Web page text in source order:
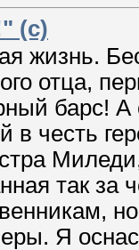
(с)
жизнь.
отца,
барс!
в честь
так за
Я